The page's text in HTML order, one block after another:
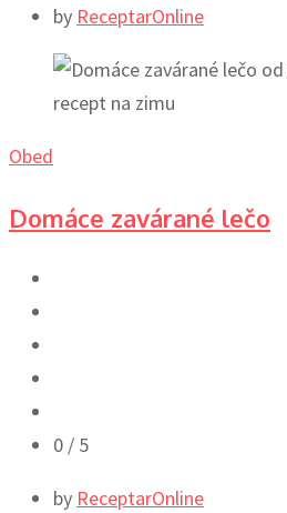
by ReceptarOnline
Obed
Domáce zavárané lečo
0 / 5
by ReceptarOnline